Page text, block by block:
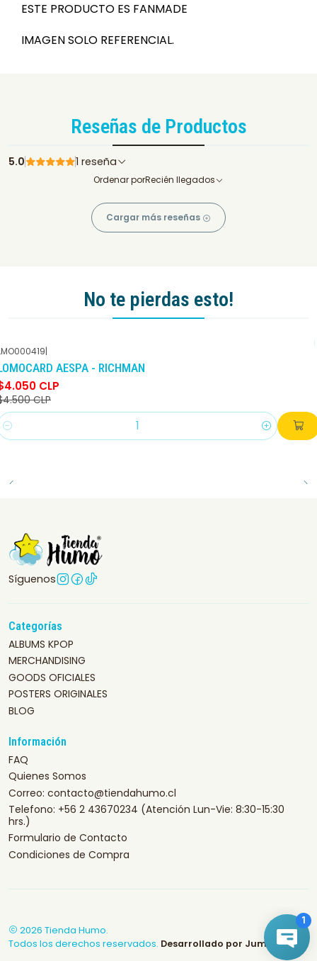
ESTE PRODUCTO ES FANMADE
IMAGEN SOLO REFERENCIAL.
Reseñas de Productos
5.0 1 reseña
Ordenar porRecién llegados
Cargar más reseñas
No te pierdas esto!
-10% DCTO
|
AESPA - RICHMAN
CLP
CLP
Síguenos
Categorías
ALBUMS KPOP
MERCHANDISING
GOODS OFICIALES
POSTERS ORIGINALES
BLOG
Información
FAQ
Quienes Somos
Correo: contacto@tiendahumo.cl
Telefono: +56 2 43670234 (Atención Lun-Vie: 8:30-15:30
hrs.)
Formulario de Contacto
Condiciones de Compra
2026 Tienda Humo.
Todos los derechos reservados. Desarrollado por Jumpseller